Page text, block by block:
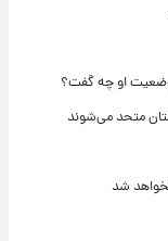
وضعیت او چه گفت؟
متحد می‌شوند
شد